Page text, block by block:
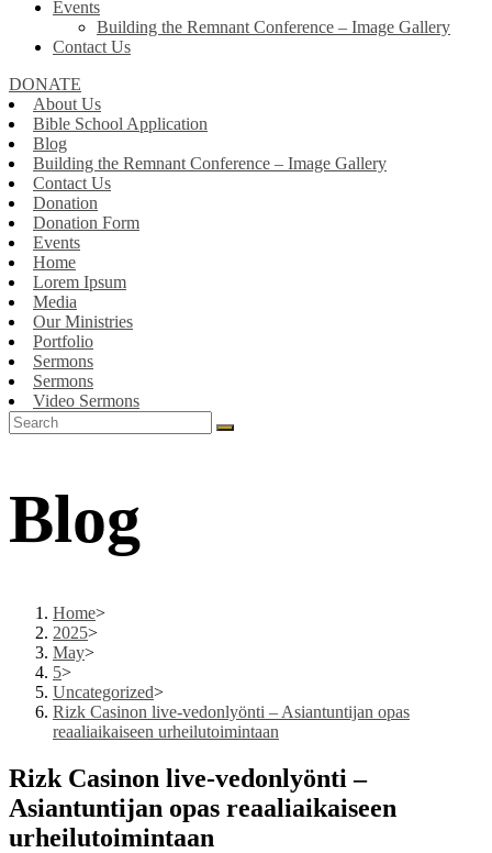
Events
Building the Remnant Conference – Image Gallery
Contact Us
DONATE
About Us
Bible School Application
Blog
Building the Remnant Conference – Image Gallery
Contact Us
Donation
Donation Form
Events
Home
Lorem Ipsum
Media
Our Ministries
Portfolio
Sermons
Sermons
Video Sermons
Blog
Home>
2025>
May>
5>
Uncategorized>
Rizk Casinon live‑vedonlyönti – Asiantuntijan opas
reaaliaikaiseen urheilutoimintaan
Rizk Casinon live‑vedonlyönti –
Asiantuntijan opas reaaliaikaiseen
urheilutoimintaan